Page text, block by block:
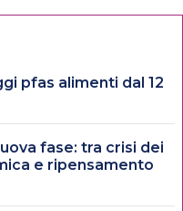
pfas alimenti dal 12
fase: tra crisi dei
e ripensamento